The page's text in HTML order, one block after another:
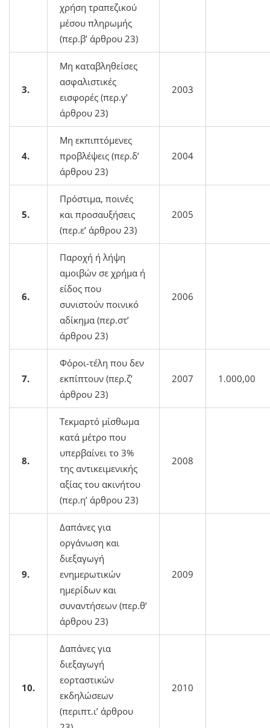
χρήση τραπεζικού
μέσου πληρωμής
(περ.β’ άρθρου 23)
3.
Μη καταβληθείσες
ασφαλιστικές
εισφορές (περ.γ’
άρθρου 23)
2003
4.
Μη εκπιπτόμενες
προβλέψεις (περ.δ’
άρθρου 23)
2004
5.
Πρόστιμα, ποινές
και προσαυξήσεις
(περ.ε’ άρθρου 23)
2005
6.
Παροχή ή λήψη
αμοιβών σε χρήμα ή
είδος που
συνιστούν ποινικό
αδίκημα (περ.στ’
άρθρου 23)
2006
7.
Φόροι-τέλη που δεν
εκπίπτουν (περ.ζ’
άρθρου 23)
2007 1.000,00
8.
Τεκμαρτό μίσθωμα
κατά μέτρο που
υπερβαίνει το 3%
της αντικειμενικής
αξίας του ακινήτου
(περ.η’ άρθρου 23)
2008
9.
Δαπάνες για
οργάνωση και
διεξαγωγή
ενημερωτικών
ημερίδων και
συναντήσεων (περ.θ’
άρθρου 23)
2009
10.
Δαπάνες για
διεξαγωγή
εορταστικών
εκδηλώσεων
(περιπτ.ι’ άρθρου
2010